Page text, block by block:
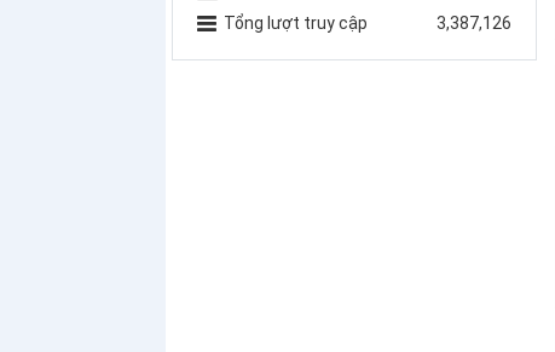
Tổng lượt truy cập
3,387,126